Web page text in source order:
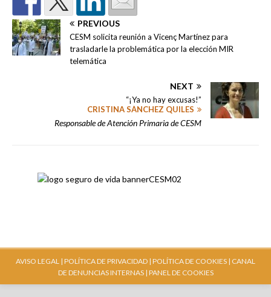
PREVIOUS
CESM solicita reunión a Vicenç Martínez para
trasladarle la problemática por la elección MIR
telemática
NEXT
“¡Ya no hay excusas!”
CRISTINA SÁNCHEZ QUILES
Responsable de Atención Primaria de CESM
AVISO LEGAL | POLÍTICA DE PRIVACIDAD | POLÍTICA DE COOKIES | CANAL
DE DENUNCIAS INTERNAS| PANEL DE COOKIES